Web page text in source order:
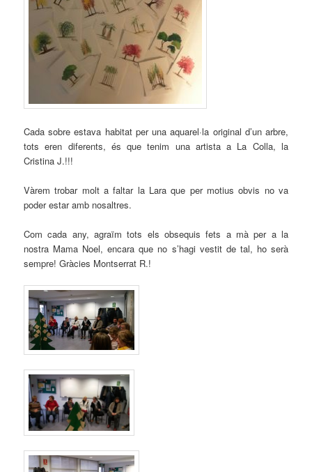
Cada sobre estava habitat per una aquarel·la original d’un arbre,
tots eren diferents, és que tenim una artista a La Colla, la
Cristina J.!!!
Vàrem trobar molt a faltar la Lara que per motius obvis no va
poder estar amb nosaltres.
Com cada any, agraïm tots els obsequis fets a mà per a la
nostra Mama Noel, encara que no s’hagi vestit de tal, ho serà
sempre! Gràcies Montserrat R.!